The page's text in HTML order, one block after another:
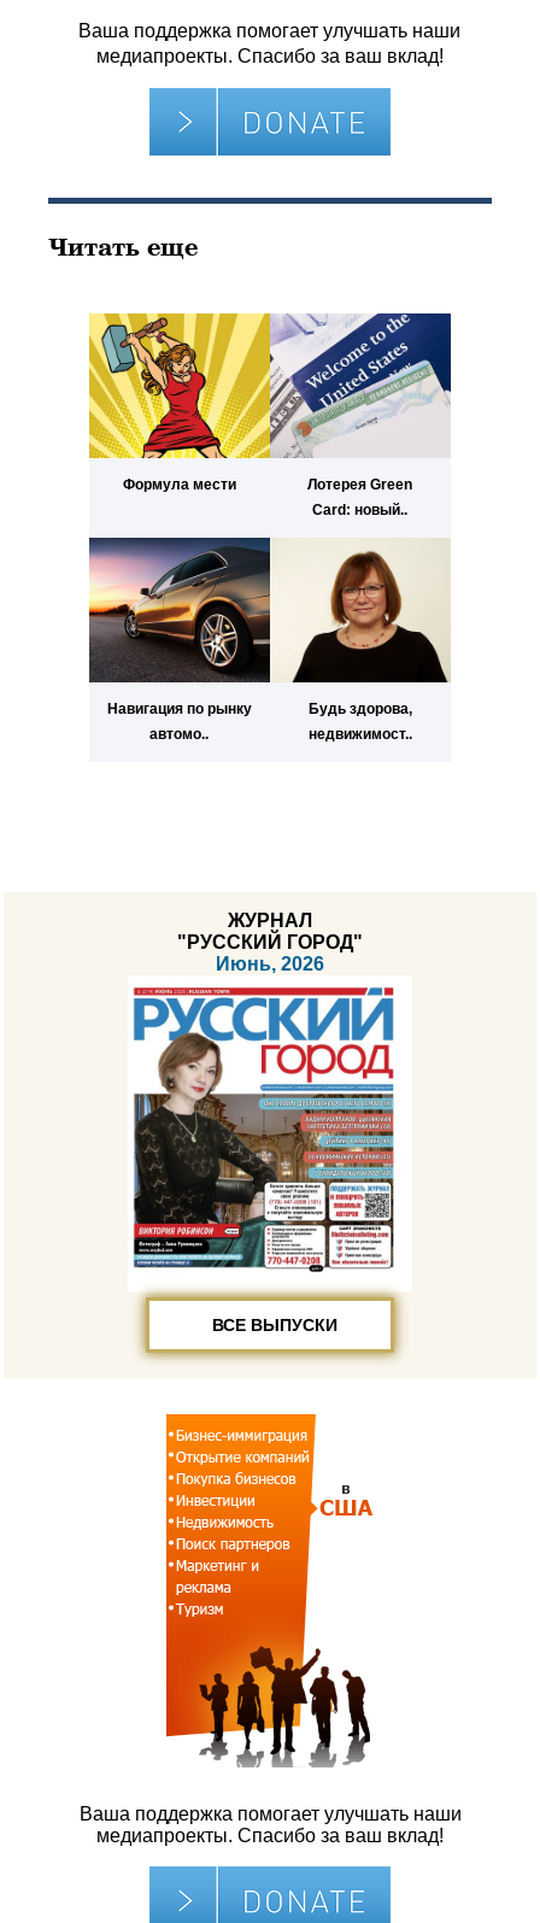
Ваша поддержка помогает улучшать наши
медиапроекты. Спасибо за ваш вклад!
Читать еще
Формула мести
Лотерея Green
Card: новый..
Навигация по рынку
автомо..
Будь здорова,
недвижимост..
ЖУРНАЛ
"РУССКИЙ ГОРОД"
Июнь, 2026
ВСЕ ВЫПУСКИ
Ваша поддержка помогает улучшать наши
медиапроекты. Спасибо за ваш вклад!